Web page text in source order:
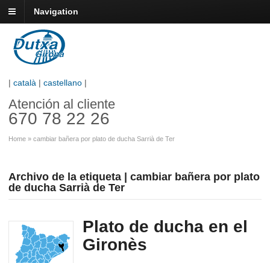
Navigation
| català | castellano |
Atención al cliente
670 78 22 26
Home » cambiar bañera por plato de ducha Sarrià de Ter
Archivo de la etiqueta | cambiar bañera por plato
de ducha Sarrià de Ter
Plato de ducha en el
Gironès